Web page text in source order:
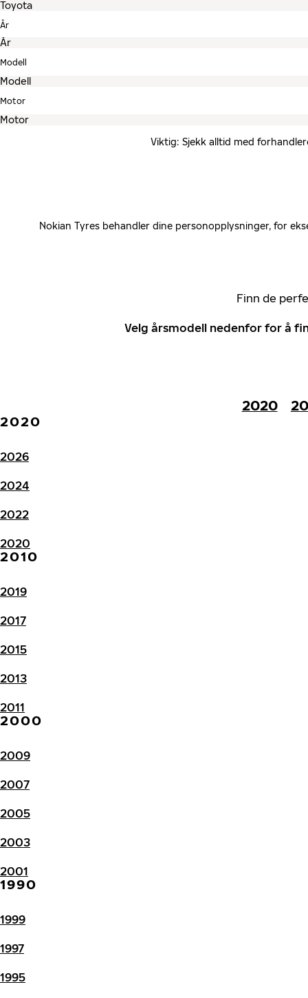
År
Modell
Motor
Viktig: Sjekk alltid med
Nokian Tyres behandler dine personopplysninger, for
Finn de
Velg årsmodell nedenfor for å
2020
2020
2026
2024
2022
2020
2010
2019
2017
2015
2013
2011
2000
2009
2007
2005
2003
2001
1990
1999
1997
1995